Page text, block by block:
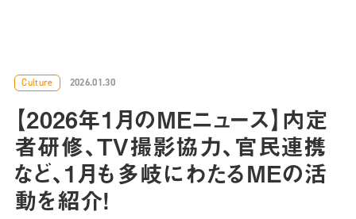
Culture 2026.01.30
【2026年1月のMEニュース】内定
者研修、TV撮影協力、官民連携
など、1月も多岐にわたるMEの活
動を紹介！